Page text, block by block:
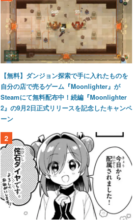
【無料】ダンジョン探索で手に入れたものを
自分の店で売るゲーム『Moonlighter』が
Steamにて無料配布中！続編『Moonlighter
2』の9月2日正式リリースを記念したキャンペ
ーン
2